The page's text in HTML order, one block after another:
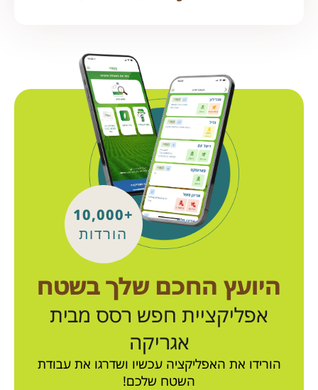
+10,000
הורדות
היועץ החכם שלך בשטח
אפליקציית חפש רסס מבית
אגריקה
הורידו את האפליקציה עכשיו ושדרגו את עבודת
השטח שלכם!